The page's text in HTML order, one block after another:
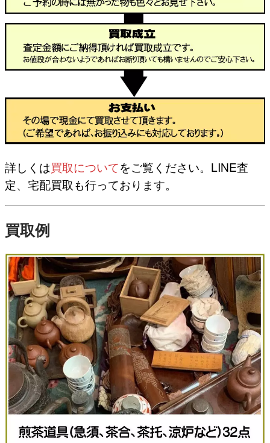
詳しくは買取についてをご覧ください。LINE査
定、宅配買取も行っております。
買取例